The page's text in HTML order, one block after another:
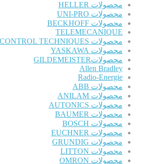
محصولات HELLER
محصولات UNI-PRO
محصولات BECKHOFF
TELEMECANIQUE
محصولات CONTROL TECHNIQUES
محصولات YASKAWA
محصولاتGILDEMEISTER
Allen Bradley
Radio-Energie
محصولات ABB
محصولات ANILAM
محصولات AUTONICS
محصولات BAUMER
محصولات BOSCH
محصولات EUCHNER
محصولات GRUNDIG
محصولات LITTON
محصولات OMRON